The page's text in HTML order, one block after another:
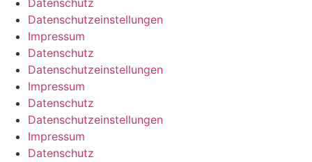
Datenschutz
Datenschutzeinstellungen
Impressum
Datenschutz
Datenschutzeinstellungen
Impressum
Datenschutz
Datenschutzeinstellungen
Impressum
Datenschutz